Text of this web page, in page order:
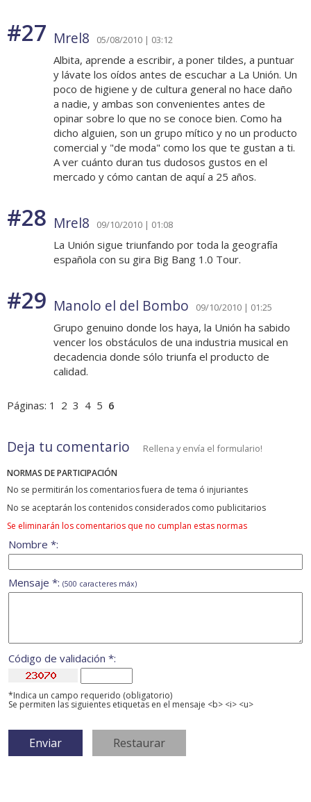
#27 Mrel8 05/08/2010 | 03:12
Albita, aprende a escribir, a poner tildes, a puntuar
y lávate los oídos antes de escuchar a La Unión. Un
poco de higiene y de cultura general no hace daño
a nadie, y ambas son convenientes antes de
opinar sobre lo que no se conoce bien. Como ha
dicho alguien, son un grupo mítico y no un producto
comercial y "de moda" como los que te gustan a ti.
A ver cuánto duran tus dudosos gustos en el
mercado y cómo cantan de aquí a 25 años.
#28 Mrel8 09/10/2010 | 01:08
La Unión sigue triunfando por toda la geografía
española con su gira Big Bang 1.0 Tour.
#29 Manolo el del Bombo 09/10/2010 | 01:25
Grupo genuino donde los haya, la Unión ha sabido
vencer los obstáculos de una industria musical en
decadencia donde sólo triunfa el producto de
calidad.
Páginas: 1 2 3 4 5 6
Deja tu comentario Rellena y envía el formulario!
NORMAS DE PARTICIPACIÓN
No se permitirán los comentarios fuera de tema ó injuriantes
No se aceptarán los contenidos considerados como publicitarios
Se eliminarán los comentarios que no cumplan estas normas
Nombre *:
Mensaje *: (500 caracteres máx)
Código de validación *:
*Indica un campo requerido (obligatorio)
Se permiten las siguientes etiquetas en el mensaje <b> <i> <u>